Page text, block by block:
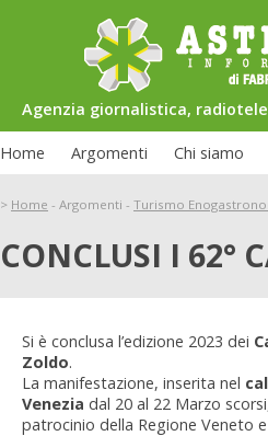
Agenzia giornalistica,
Home Argomenti Chi siamo
> Home - Argomenti - Turismo
CONCLUSI I 62°
Si è conclusa l’edizione 2023 dei
Zoldo.
La manifestazione, inserita nel
Venezia dal 20 al 22 Marzo
patrocinio della Regione Veneto